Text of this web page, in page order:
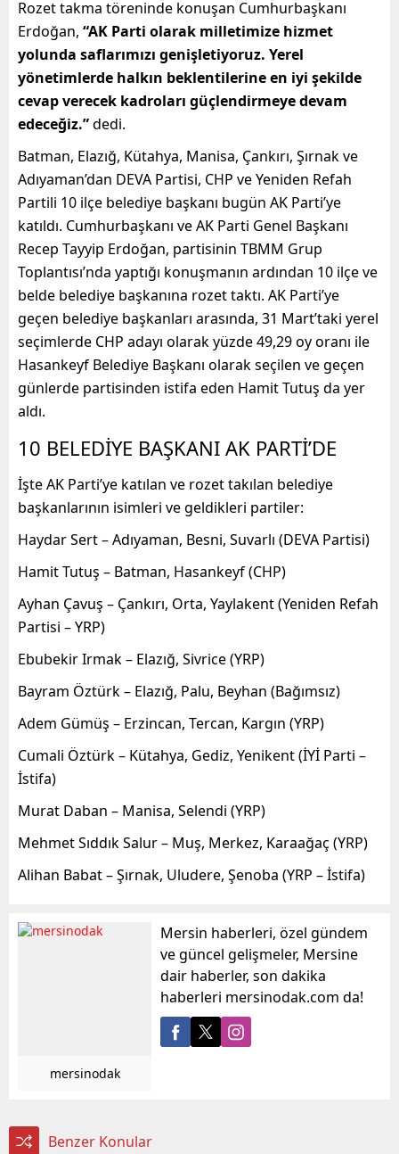
Rozet takma töreninde konuşan Cumhurbaşkanı
Erdoğan, “AK Parti olarak milletimize hizmet
yolunda saflarımızı genişletiyoruz. Yerel
yönetimlerde halkın beklentilerine en iyi şekilde
cevap verecek kadroları güçlendirmeye devam
edeceğiz.”dedi.
Batman, Elazığ, Kütahya, Manisa, Çankırı, Şırnak ve
Adıyaman’dan DEVA Partisi, CHP ve Yeniden Refah
Partili 10 ilçe belediye başkanı bugün AK Parti’ye
katıldı. Cumhurbaşkanı ve AK Parti Genel Başkanı
Recep Tayyip Erdoğan, partisinin TBMM Grup
Toplantısı’nda yaptığı konuşmanın ardından 10 ilçe ve
belde belediye başkanına rozet taktı. AK Parti’ye
geçen belediye başkanları arasında, 31 Mart’taki yerel
seçimlerde CHP adayı olarak yüzde 49,29 oy oranı ile
Hasankeyf Belediye Başkanı olarak seçilen ve geçen
günlerde partisinden istifa eden Hamit Tutuş da yer
aldı.
10 BELEDİYE BAŞKANI AK PARTİ’DE
İşte AK Parti’ye katılan ve rozet takılan belediye
başkanlarının isimleri ve geldikleri partiler:
Haydar Sert – Adıyaman, Besni, Suvarlı (DEVA Partisi)
Hamit Tutuş – Batman, Hasankeyf (CHP)
Ayhan Çavuş – Çankırı, Orta, Yaylakent (Yeniden Refah
Partisi – YRP)
Ebubekir Irmak – Elazığ, Sivrice (YRP)
Bayram Öztürk – Elazığ, Palu, Beyhan (Bağımsız)
Adem Gümüş – Erzincan, Tercan, Kargın (YRP)
Cumali Öztürk – Kütahya, Gediz, Yenikent (İYİ Parti –
İstifa)
Murat Daban – Manisa, Selendi (YRP)
Mehmet Sıddık Salur – Muş, Merkez, Karaağaç (YRP)
Alihan Babat – Şırnak, Uludere, Şenoba (YRP – İstifa)
mersinodak
Mersin haberleri, özel gündem
ve güncel gelişmeler, Mersine
dair haberler, son dakika
haberleri mersinodak.com da!
Benzer Konular